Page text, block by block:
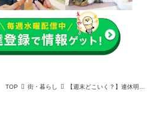
TOP 街・暮らし